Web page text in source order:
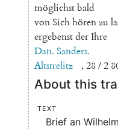
möglichstbald
vonSichhörenzu
ergebenstder Ihre
Dan. Sanders.
Altstrelitz
, 28 / 2
About this
Text
Brief an